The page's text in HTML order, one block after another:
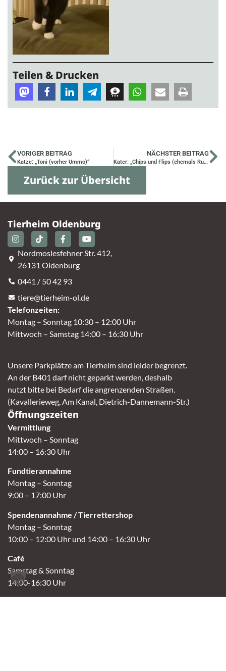
Teilen & Drucken
VORIGER BEITRAG
Katze: „Toni (vorher Ummo)“
NÄCHSTER BEITRAG
Kater: „Chips und Flips (ehemals Rupert und Fidlon)“
Zurück zur Übersicht
Tierheim Oldenburg
Nordmoslesfehner Str. 412,
26131 Oldenburg
0441 / 50 42 93
tiere@tierheim-ol.de
Telefonzeiten:
Montag – Sonntag 10:30 – 12:00 Uhr
Mittwoch – Samstag 14:00 – 16:30 Uhr
Unsere Parkplätze am Tierheim sind leider begrenzt.
An der B401 darf nicht geparkt werden, deshalb
nutzt bitte bei Bedarf die angrenzenden Straßen.
(Kavallerieweg, Am Kanal, Dietrich-Dannemann-Str.)
Öffnungszeiten
Vermittlung
Mittwoch – Sonntag
14:00 – 16:30 Uhr
Fundtierannahme
Montag – Sonntag
9:00 – 17:00 Uhr
Spendenannahme / Tierrettershop
Montag – Sonntag
10:00 – 12:00 Uhr und 14:00 – 16:30 Uhr
Café
Samstag & Sonntag
14:00-16:30 Uhr